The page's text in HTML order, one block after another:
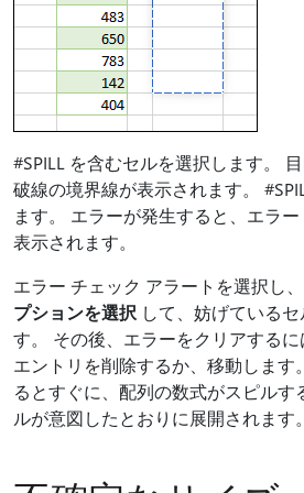
#SPILL を含むセルを選択します。
破線の境界線が表示されます。
ます。 エラーが発生すると、エラ
表示されます。
エラー チェック アラートを選択し
プションを選択 して、妨げている
す。 その後、エラーをクリアする
エントリを削除するか、移動します
るとすぐに、配列の数式がスピルす
ルが意図したとおりに展開されます